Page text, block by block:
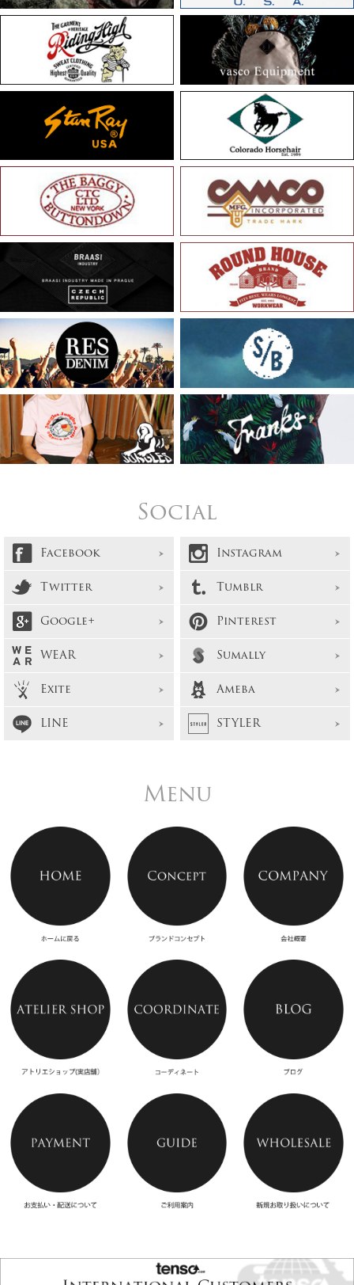
Social
Facebook
Instagram
Twitter
Tumblr
Google+
Pinterest
WEAR
Sumally
Exite
Ameba
LINE
STYLER
Menu